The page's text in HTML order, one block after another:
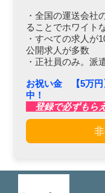
・全国の運送会社
ることでホワイト
・すべての求人が
公開求人が多数
・正社員のみ。派
お祝い金 【5万
中！
登録で必ずもら